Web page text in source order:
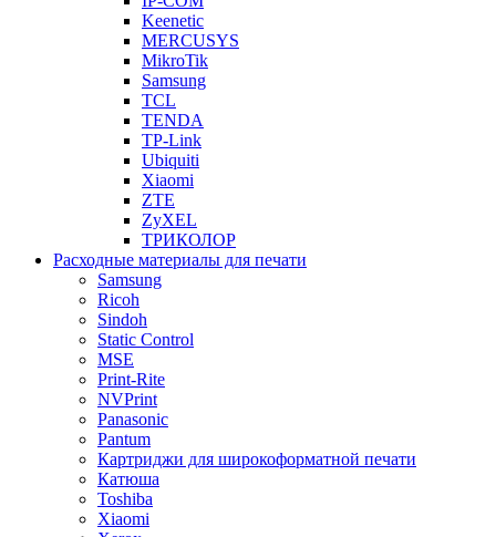
Keenetic
MERCUSYS
MikroTik
Samsung
TCL
TENDA
TP-Link
Ubiquiti
Xiaomi
ZTE
ZyXEL
ТРИКОЛОР
Расходные материалы для печати
Samsung
Ricoh
Sindoh
Static Control
MSE
Print-Rite
NVPrint
Panasonic
Pantum
Картриджи для широкоформатной печати
Катюша
Toshiba
Xiaomi